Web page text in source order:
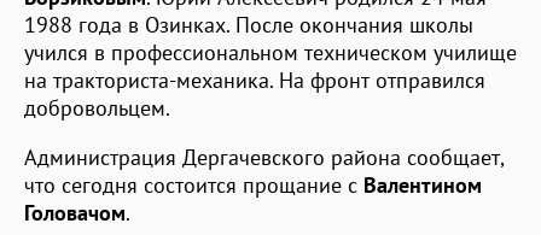
1988 года в Озинках. После окончания школы
учился в профессиональном техническом училище
на тракториста-механика. На фронт отправился
добровольцем.
Администрация Дергачевского района сообщает,
что сегодня состоится прощание с Валентином
Головачом.